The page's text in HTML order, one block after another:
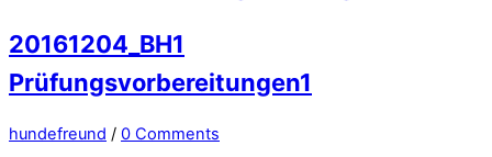
20161204_BH1
Prüfungsvorbereitungen1
hundefreund / 0 Comments